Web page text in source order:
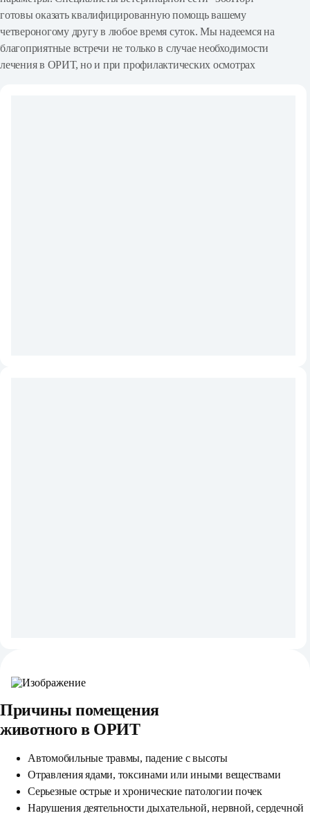
готовы оказать квалифицированную помощь вашему
четвероногому другу в любое время суток. Мы надеемся на
благоприятные встречи не только в случае необходимости
лечения в ОРИТ, но и при профилактических осмотрах
Причины помещения
животного в ОРИТ
Автомобильные травмы, падение с высоты
Отравления ядами, токсинами или иными веществами
Серьезные острые и хронические патологии почек
Нарушения деятельности дыхательной, нервной, сердечной